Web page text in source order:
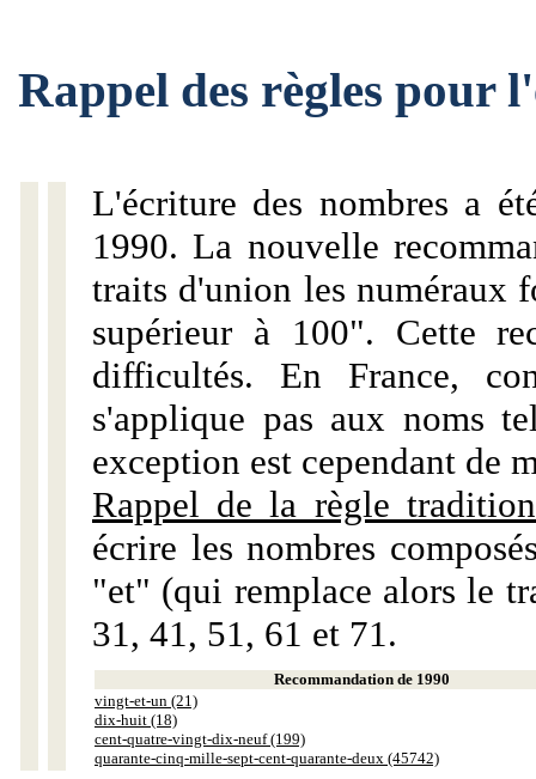
Rappel des règles pour
L'écriture des nombres a
1990. La nouvelle
traits d'union les numéraux
supérieur à 100". Cette
difficultés. En France,
s'applique pas aux noms
exception est cependant de
Rappel de la règle
écrire les nombres
"et" (qui remplace alors le
31, 41, 51, 61 et 71.
Recommandation de 1990
vingt-et-un (21)
dix-huit (18)
cent-quatre-vingt-dix-neuf (199)
quarante-cinq-mille-sept-cent-quarante-deux (45742)